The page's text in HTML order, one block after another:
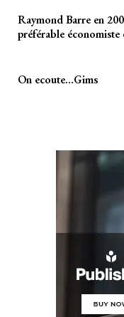
Raymond Barre en
préférable économiste
On ecoute…Gims